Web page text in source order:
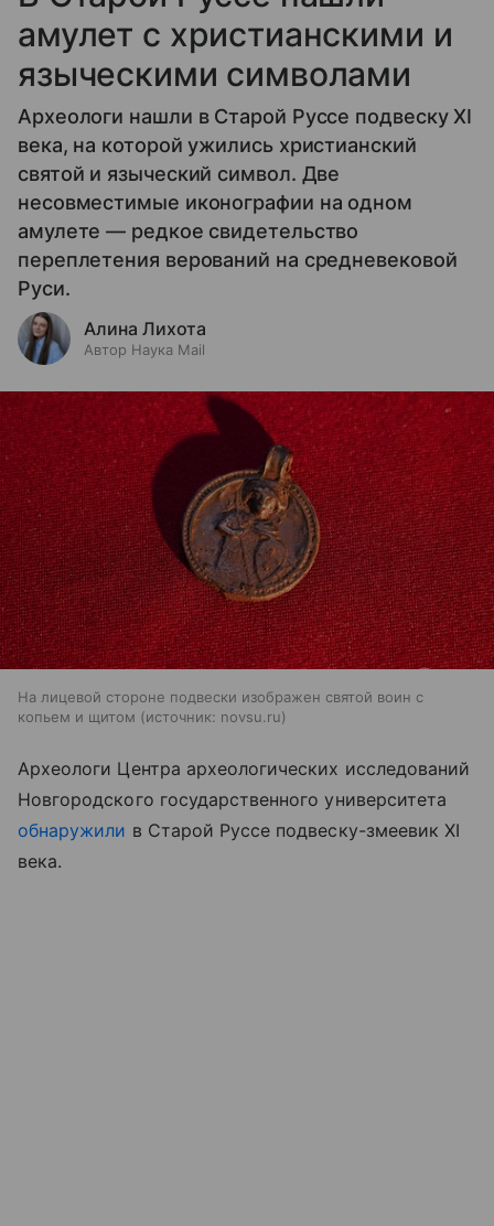
амулет с христианскими и
языческими символами
Археологи нашли в Старой Руссе подвеску XI
века, на которой ужились христианский
святой и языческий символ. Две
несовместимые иконографии на одном
амулете — редкое свидетельство
переплетения верований на средневековой
Руси.
Алина Лихота
Автор Наука Mail
На лицевой стороне подвески изображен святой воин с
копьем и щитом
источник: novsu.ru
Археологи Центра археологических исследований
Новгородского государственного университета
обнаружили в Старой Руссе подвеску-змеевик XI
века.